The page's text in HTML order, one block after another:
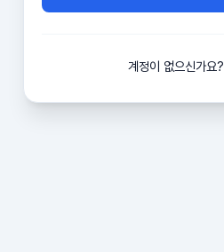
계정이 없으신가요?